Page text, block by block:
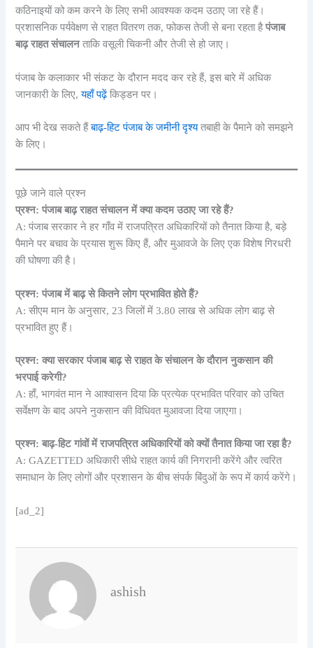
कठिनाइयों को कम करने के लिए सभी आवश्यक कदम उठाए जा रहे हैं।
प्रशासनिक पर्यवेक्षण से राहत वितरण तक, फोकस तेजी से बना रहता हैपंजाब
बाढ़ राहत संचालनताकि वसूली चिकनी और तेजी से हो जाए।
पंजाब के कलाकार भी संकट के दौरान मदद कर रहे हैं, इस बारे में अधिक
जानकारी के लिए, यहाँ पढ़ेंकिड्डन पर।
आप भी देख सकते हैंबाढ़-हिट पंजाब के जमीनी दृश्यतबाही के पैमाने को समझने
के लिए।
पूछे जाने वाले प्रश्न
प्रश्न: पंजाब बाढ़ राहत संचालन में क्या कदम उठाए जा रहे हैं?
A: पंजाब सरकार ने हर गाँव में राजपत्रित अधिकारियों को तैनात किया है, बड़े
पैमाने पर बचाव के प्रयास शुरू किए हैं, और मुआवजे के लिए एक विशेष गिरधरी
की घोषणा की है।
प्रश्न: पंजाब में बाढ़ से कितने लोग प्रभावित होते हैं?
A: सीएम मान के अनुसार, 23 जिलों में 3.80 लाख से अधिक लोग बाढ़ से
प्रभावित हुए हैं।
प्रश्न: क्या सरकार पंजाब बाढ़ से राहत के संचालन के दौरान नुकसान की
भरपाई करेगी?
A: हाँ, भागवंत मान ने आश्वासन दिया कि प्रत्येक प्रभावित परिवार को उचित
सर्वेक्षण के बाद अपने नुकसान की विधिवत मुआवजा दिया जाएगा।
प्रश्न: बाढ़-हिट गांवों में राजपत्रित अधिकारियों को क्यों तैनात किया जा रहा है?
A: GAZETTED अधिकारी सीधे राहत कार्य की निगरानी करेंगे और त्वरित
समाधान के लिए लोगों और प्रशासन के बीच संपर्क बिंदुओं के रूप में कार्य करेंगे।
[ad_2]
ashish